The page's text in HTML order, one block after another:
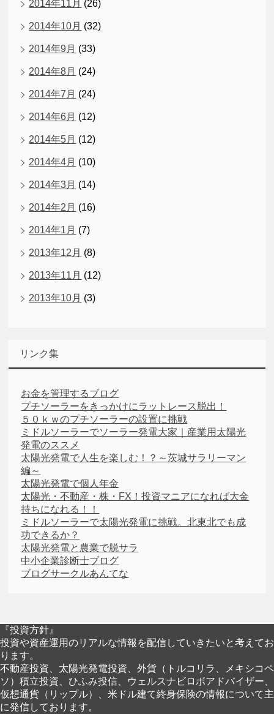
2014年11月 (26)
2014年10月 (32)
2014年9月 (33)
2014年8月 (24)
2014年7月 (24)
2014年6月 (12)
2014年5月 (12)
2014年4月 (10)
2014年3月 (14)
2014年2月 (16)
2014年1月 (7)
2013年12月 (8)
2013年11月 (12)
2013年10月 (3)
リンク集
お金を管理するブログ
プチソーラーをきっかけにラットレース脱出！
５０ｋｗのプチソーラーの設置に挑戦
ミドルソーラーでソーラー発電大家｜産業用太陽光
発電のススメ
太陽光発電で人生を楽しむ！？～茨城サラリーマン
編～
太陽光発電で個人年金
太陽光・不動産・株・FX！投資マニアになれば大金
持ちになれる！！
ミドルソーラーで太陽光発電に挑戦。北東北でも成
功できるか？
太陽光発電と農業で脱サラ
中小企業診断士ブログ
ブログサークルあんてな
『投資方針』
投資や資産運用のリアルな情報を配信していきたいと考えてお
ります。
不動産投資、太陽光発電投資、外貨（トルコリラ、メキシコペ
ソ）積立投資、ひふみ投信、ウェルスナビロボアドバイザー、
仮想通貨（リップル）、米ドル建て終身保険の情報について主
に発信しております。